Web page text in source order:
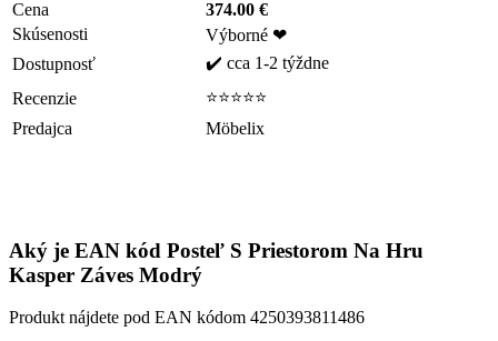
Cena
374.00 €
Skúsenosti
Výborné ❤
Dostupnosť
✔️ cca 1-2 týždne
Recenzie
⭐⭐⭐⭐⭐
Predajca
Möbelix
Aký je EAN kód Posteľ S Priestorom Na Hru
Kasper Záves Modrý
Produkt nájdete pod EAN kódom 4250393811486